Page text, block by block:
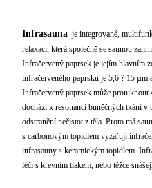
Infrasauna je integrované,
relaxaci, která společně se saunou
Infračervený paprsek je jejím hlavním
infračerveného paprsku je 5,6 ? 15 µm
Infračervený paprsek může
dochází k resonanci buněčných tkání
odstranění nečistot z těla. Proto má
s carbonovým topidlem vyzařují
infrasauny s keramickým topidlem.
léčí s krevním tlakem, nebo těžce